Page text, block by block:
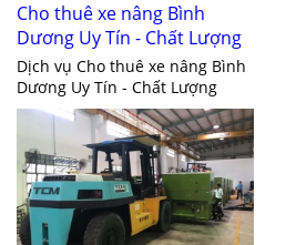
Cho thuê xe nâng Bình
Dương Uy Tín - Chất Lượng
Dịch vụ Cho thuê xe nâng Bình
Dương Uy Tín - Chất Lượng